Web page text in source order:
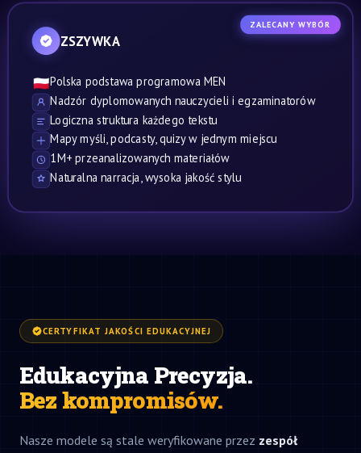
ZALECANY WYBÓR
ZSZYWKA
🇵🇱Polska podstawa programowa MEN
Nadzór dyplomowanych nauczycieli i egzaminatorów
Logiczna struktura każdego tekstu
Mapy myśli, podcasty, quizy w jednym miejscu
1M+ przeanalizowanych materiałów
Naturalna narracja, wysoka jakość stylu
CERTYFIKAT JAKOŚCI EDUKACYJNEJ
Edukacyjna Precyzja.
Bez kompromisów.
Nasze modele są stale weryfikowane przez zespół